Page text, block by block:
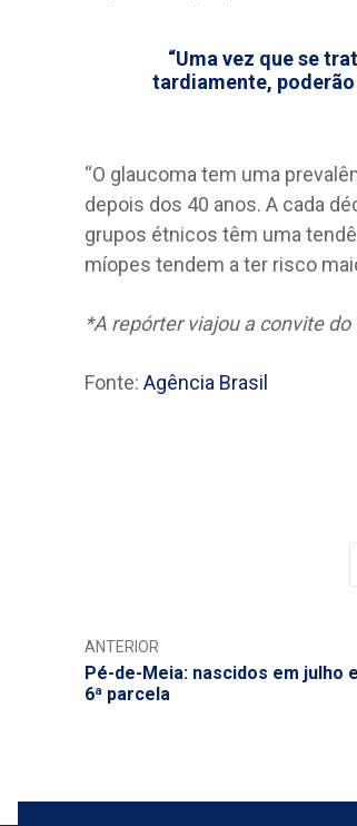
“Uma vez que se
tardiamente,
“O glaucoma tem uma
depois dos 40 anos. A cada
grupos étnicos têm uma
míopes tendem a ter risco
*A repórter viajou a convite
Fonte: Agência Brasil
ANTERIOR
Pé-de-Meia: nascidos em julho
6ª parcela